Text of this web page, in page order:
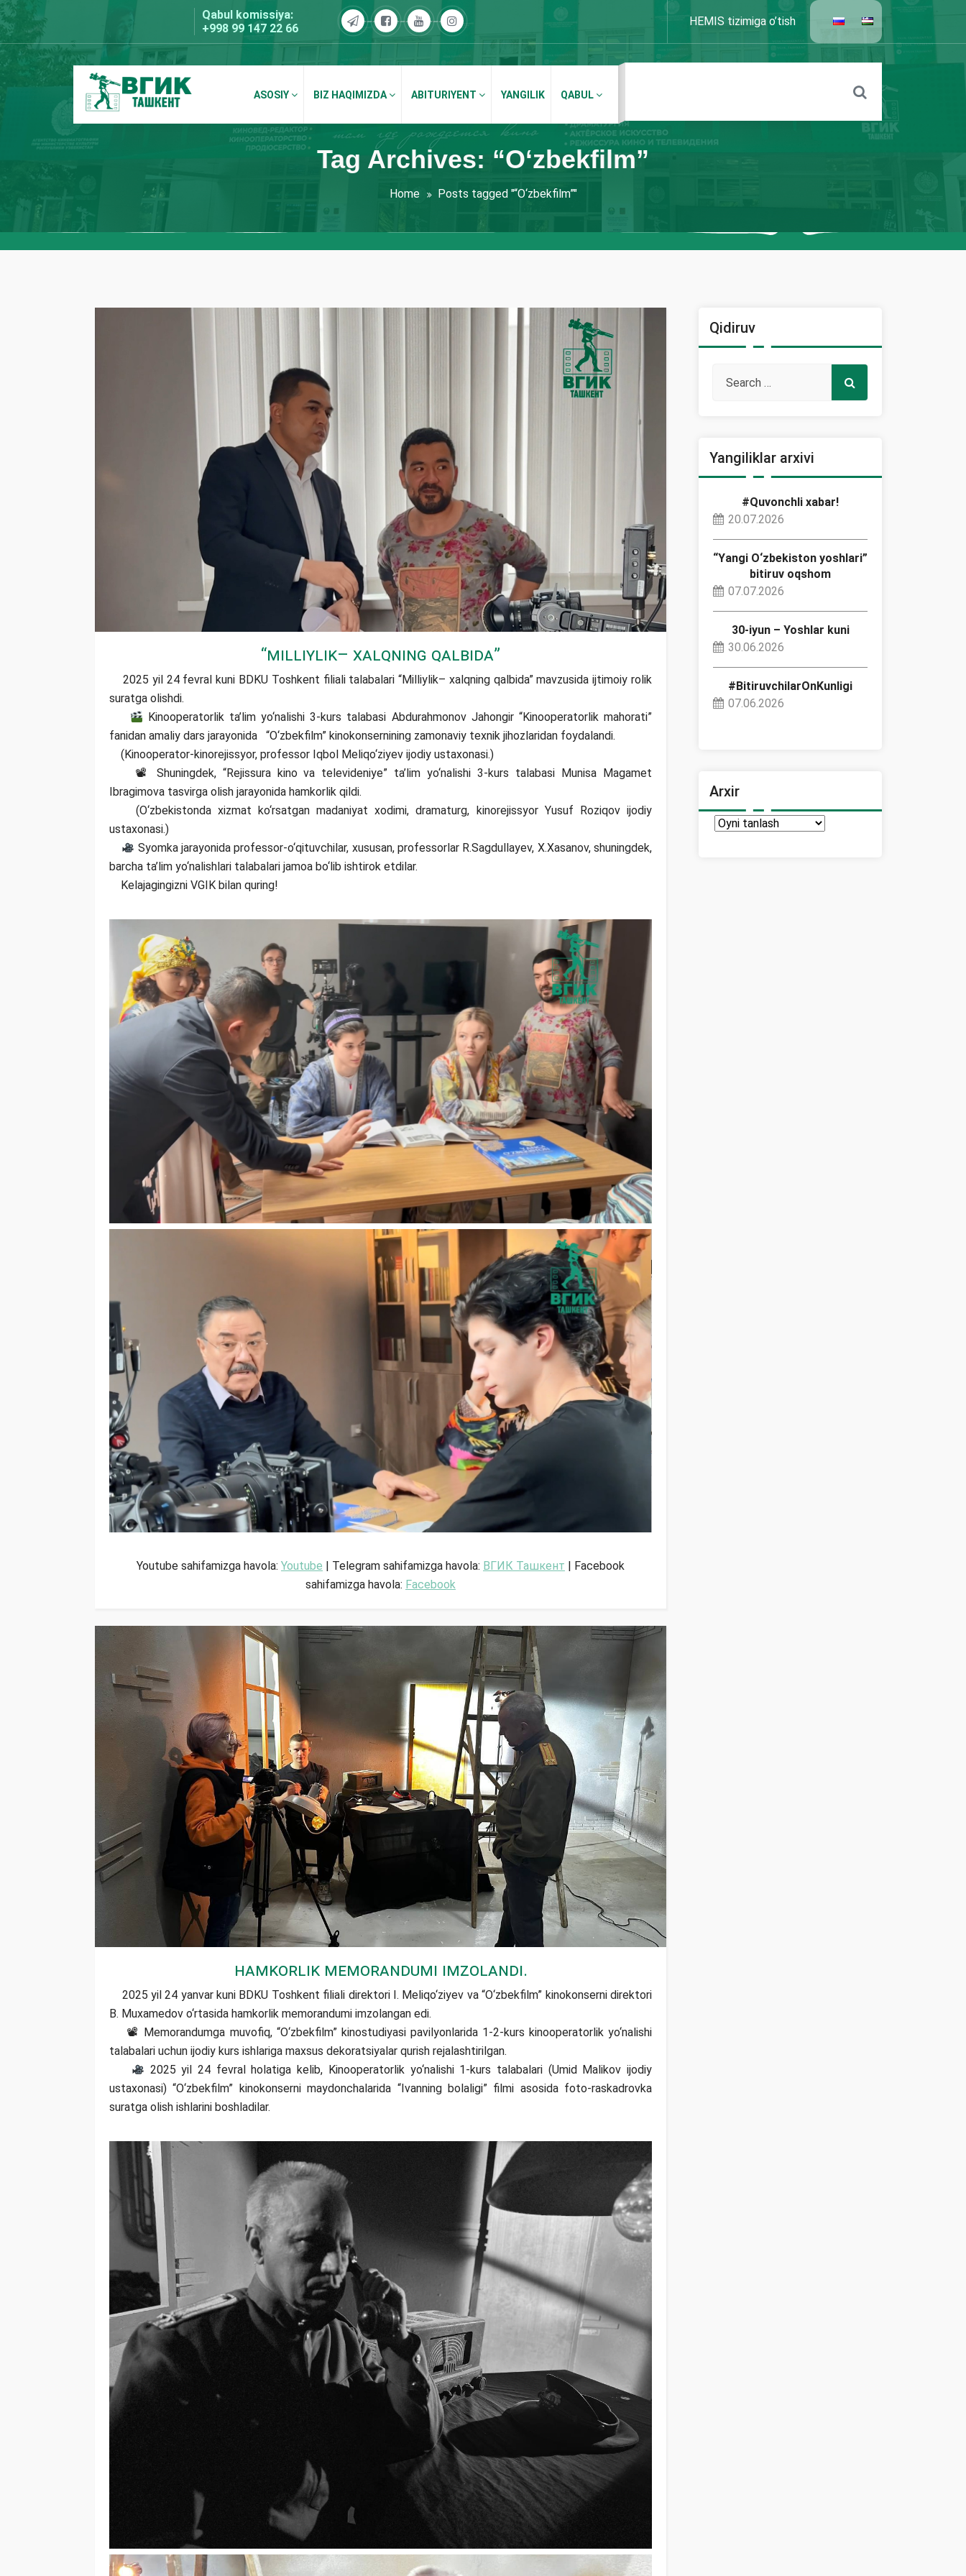
Skip
to
content
Qabul komissiya:
+998 99 147 22 66
HEMIS tizimiga o’tish
BDKU Toshkent
ASOSIY BIZ HAQIMIZDA ABITURIYENT YANGILIK QABUL
Tag Archives: “О‘zbekfilm”
Home Posts tagged "“О‘zbekfilm”"
“Milliylik– xalqning qalbida”
2025 yil 24 fevral kuni BDKU Toshkent filiali talabalari “Milliylik– xalqning qalbida” mavzusida ijtimoiy rolik
suratga olishdi.
Kinooperatorlik ta’lim yo‘nalishi 3-kurs talabasi Abdurahmonov Jahongir “Kinooperatorlik mahorati”
fanidan amaliy dars jarayonida “O‘zbekfilm” kinokonsernining zamonaviy texnik jihozlaridan foydalandi.
(Kinooperator-kinorejissyor, professor Iqbol Meliqo‘ziyev ijodiy ustaxonasi.)
📽 Shuningdek, “Rejissura kino va televideniye” ta’lim yo‘nalishi 3-kurs talabasi Munisa Magamet
Ibragimova tasvirga olish jarayonida hamkorlik qildi.
(O‘zbekistonda xizmat ko‘rsatgan madaniyat xodimi, dramaturg, kinorejissyor Yusuf Roziqov ijodiy
ustaxonasi.)
Syomka jarayonida professor-o‘qituvchilar, xususan, professorlar R.Sagdullayev, X.Xasanov, shuningdek,
barcha ta’lim yo‘nalishlari talabalari jamoa bo‘lib ishtirok etdilar.
Kelajagingizni VGIK bilan quring!
Youtube sahifamizga havola: Youtube | Telegram sahifamizga havola: ВГИК Ташкент | Facebook
sahifamizga havola: Facebook
Hamkorlik memorandumi imzolandi.
2025 yil 24 yanvar kuni BDKU Toshkent filiali direktori I. Meliqo‘ziyev va “O‘zbekfilm” kinokonserni direktori
B. Muxamedov o‘rtasida hamkorlik memorandumi imzolangan edi.
📽 Memorandumga muvofiq, “O‘zbekfilm” kinostudiyasi pavilyonlarida 1-2-kurs kinooperatorlik yo‘nalishi
talabalari uchun ijodiy kurs ishlariga maxsus dekoratsiyalar qurish rejalashtirilgan.
2025 yil 24 fevral holatiga kelib, Kinooperatorlik yo‘nalishi 1-kurs talabalari (Umid Malikov ijodiy
ustaxonasi) “O‘zbekfilm” kinokonserni maydonchalarida “Ivanning bolaligi” filmi asosida foto-raskadrovka
suratga olish ishlarini boshladilar.
Qidiruv
Yangiliklar arxivi
#Quvonchli xabar!
20.07.2026
“Yangi O‘zbekiston yoshlari”
bitiruv oqshom
07.07.2026
30-iyun – Yoshlar kuni
30.06.2026
#BitiruvchilarOnKunligi
07.06.2026
Arxir
Arxir